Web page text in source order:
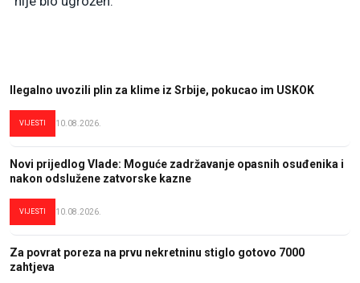
Ilegalno uvozili plin za klime iz Srbije, pokucao im USKOK
VIJESTI 10.08.2026.
Novi prijedlog Vlade: Moguće zadržavanje opasnih osuđenika i
nakon odslužene zatvorske kazne
VIJESTI 10.08.2026.
Za povrat poreza na prvu nekretninu stiglo gotovo 7000
zahtjeva